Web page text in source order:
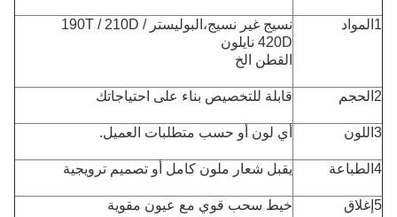
1المواد نسيج غير نسيج،
البوليستر 190T / 210D /
420D نايلون
القطن الخ
2الحجم قابلة للتخصيص بناء على احتياجاتك
3اللون أي لون أو حسب متطلبات العميل.
4الطباعة يقبل شعار ملون كامل أو تصميم ترويجية
5إغلاق خيط سحب قوي مع عيون مقوية